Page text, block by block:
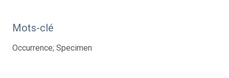
Mots-clé
Occurrence; Specimen